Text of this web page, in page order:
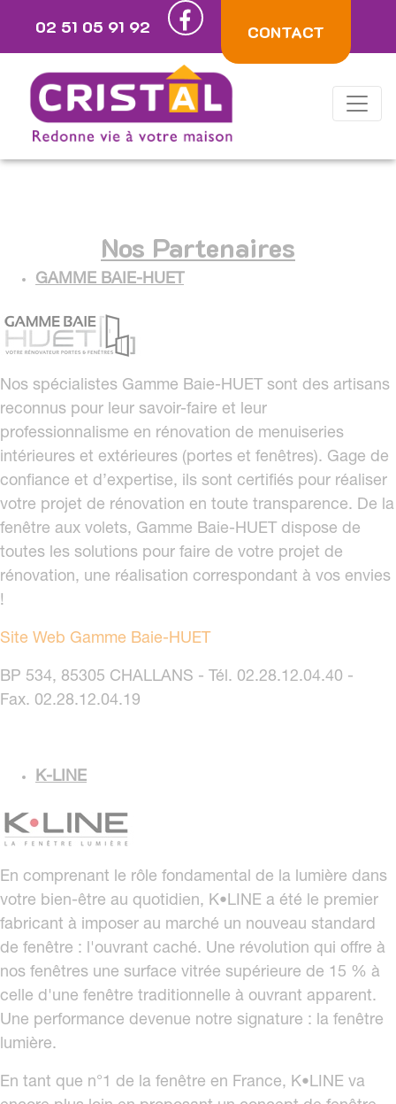
02 51 05 91 92 CONTACT
Nos Partenaires
GAMME BAIE-HUET
Nos spécialistes Gamme Baie-HUET sont des artisans
reconnus pour leur savoir-faire et leur
professionnalisme en rénovation de menuiseries
intérieures et extérieures (portes et fenêtres). Gage de
confiance et d’expertise, ils sont certifiés pour réaliser
votre projet de rénovation en toute transparence. De la
fenêtre aux volets, Gamme Baie-HUET dispose de
toutes les solutions pour faire de votre projet de
rénovation, une réalisation correspondant à vos envies
!
Site Web Gamme Baie-HUET
BP 534, 85305 CHALLANS - Tél. 02.28.12.04.40 -
Fax. 02.28.12.04.19
K-LINE
En comprenant le rôle fondamental de la lumière dans
votre bien-être au quotidien, K•LINE a été le premier
fabricant à imposer au marché un nouveau standard
de fenêtre : l'ouvrant caché. Une révolution qui offre à
nos fenêtres une surface vitrée supérieure de 15 % à
celle d'une fenêtre traditionnelle à ouvrant apparent.
Une performance devenue notre signature : la fenêtre
lumière.
En tant que n°1 de la fenêtre en France, K•LINE va
Panneau de gestion des cookies